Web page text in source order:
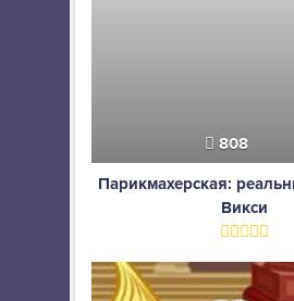
808
Парикмахерская:
Викси